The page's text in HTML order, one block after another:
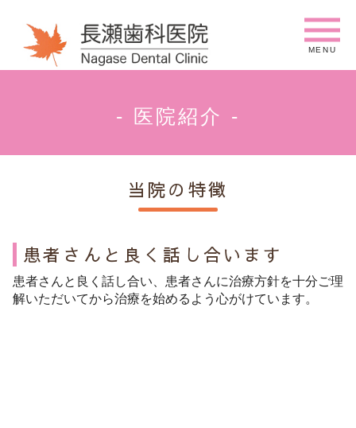
MENU
- 医院紹介 -
当院の特徴
患者さんと良く話し合います
患者さんと良く話し合い、患者さんに治療方針を十分ご理
解いただいてから治療を始めるよう心がけています。